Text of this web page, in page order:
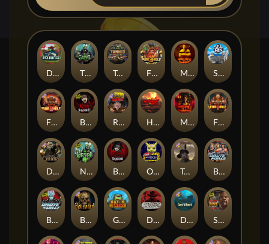
Seamen
Duck Hunters Fire in the Hole 3
Dead, Dead, or Deader
Highway to Hell
Brute Force
Mental 2
San Quentin 2: Death Row
Blood & Shadow
Blood & Shadow 2
Mental
The Crypt
Outsourced
Beheaded
Brute Force: Alien Onslaught
Nexus The Crypt
Gator Hunters
Tombstone RIP
Fire in the Hole 2
Tanked
Fire In The Hole xBomb
Das xBoot
Road Rage
Dead Canary